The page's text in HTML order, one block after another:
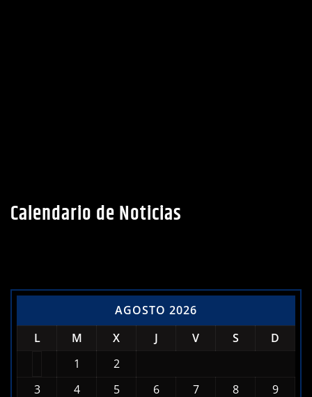
Calendario de Noticias
AGOSTO 2026
L
M X J V S
D
1
2
3
4 5 6 7 8 9